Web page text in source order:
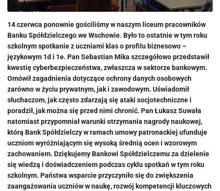
14 czerwca ponownie gościliśmy w naszym liceum pracowników
Banku Spółdzielczego we Wschowie. Było to ostatnie w tym roku
szkolnym spotkanie z uczniami klas o profilu biznesowo –
językowym 1d i 1e. Pan Sebastian Mika szczegółowo przedstawił
kwestię cyberbezpieczeństwa, zwłaszcza w sektorze bankowym.
Omówił zagadnienia dotyczące ochrony danych osobowych
zarówno w życiu prywatnym, jak i zawodowym. Uświadomił
słuchaczom, jak często zdarzają się ataki socjotechniczne i
poradził, jak można się przed nimi chronić. Pan Łukasz Suwała
natomiast przypomniał warunki otrzymania nagrody naukowej,
którą Bank Spółdzielczy w ramach umowy patronackiej ufunduje
uczniom wyróżniającym się wysoką średnią ocen i wzorowym
zachowaniem. Dziękujemy Bankowi Spółdzielczemu za dzielenie
się wiedzą i doświadczeniem podczas cyklu spotkań w tym roku
szkolnym. Państwa wsparcie przyczyniło się do zwiększenia
zaangażowania uczniów w naukę, rozwój kompetencji kluczowych